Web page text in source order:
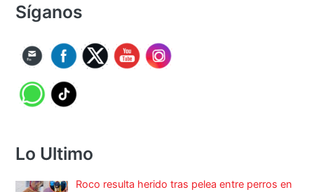
Síganos
Lo Ultimo
Roco resulta herido tras pelea entre perros en